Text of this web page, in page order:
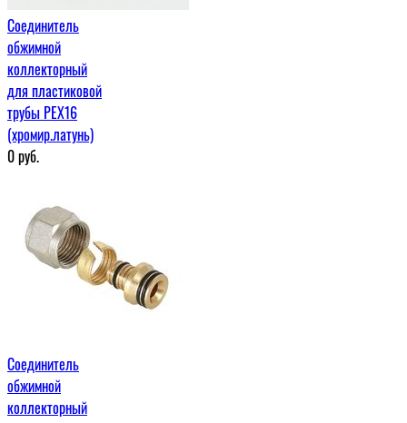
Соединитель
обжимной
коллекторный
для пластиковой
трубы PEX16
(хромир.латунь)
0руб.
Соединитель
обжимной
коллекторный